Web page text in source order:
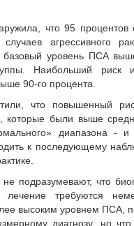
что 95 процентов
агрессивного
уровень ПСА
Наибольший
90-го процента.
что повышенный
которые были выше
диапазона - и
к последующему
подразумевают, что
лечение требуются
высоким уровнем ПСА,
диагнозу, но